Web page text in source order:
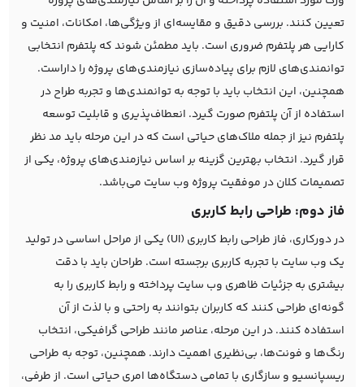
تعیین کنند. بررسی دقیق و مقایسه‌ای از ویژگی‌ها، امکانات، امنیت و
کارایی هر پلتفرم ضروری است. باید مطمئن شوند که پلتفرم انتخابی
توانمندی‌های لازم برای پیاده‌سازی نیازمندی‌های پروژه را داراست.
همچنین، این انتخاب باید با توجه به توانمندی‌ها و تجربه طراح در
استفاده از آن پلتفرم صورت گیرد. انعطاف‌پذیری و قابلیت توسعه
پلتفرم نیز از جمله ملاک‌های حیاتی است که در این مرحله باید مد نظر
قرار گیرد. انتخاب بهترین گزینه بر اساس نیازمندی‌های پروژه، یکی از
تصمیمات کلان در موفقیت پروژه وب سایت می‌باشد.
فاز دوم: طراحی رابط کاربری
در دورکاری، فاز طراحی رابط کاربری (UI) یکی از مراحل اساسی در تولید
یک وب سایت با تجربه کاربری برجسته است. طراحان باید با دقت
بیشتری به جزئیات ظاهری وب سایت پرداخته و رابط کاربری را به
گونه‌ای طراحی کنند که کاربران بتوانند به راحتی و با لذت از آن
استفاده کنند. در این مرحله، عناصر مانند طراحی گرافیکی، انتخاب
رنگ‌ها و فونت‌ها، بی‌نظیری اهمیت دارند. همچنین، توجه به طراحی
ریسپانسیو و سازگاری با تمامی دستگاه‌ها امری حیاتی است. از طرفی،